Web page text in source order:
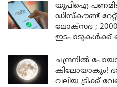
യുപിഐ
ഡിസ്കൗണ്ട്
ലോക്സഭ ;
ഇടപാടുകൾക്ക്
ചന്ദ്രനിൽ
കിലോയാകും!
വലിയ ട്രിക്ക്